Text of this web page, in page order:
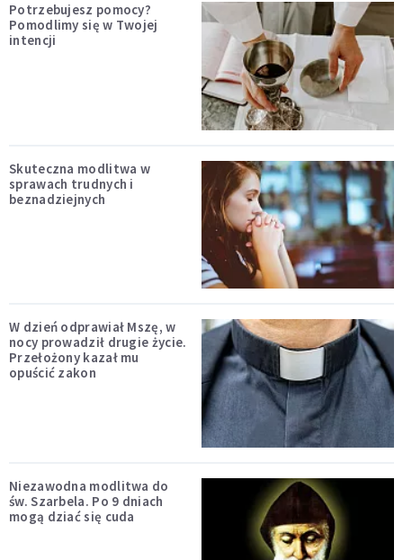
Potrzebujesz pomocy?
Pomodlimy się w Twojej
intencji
Skuteczna modlitwa w
sprawach trudnych i
beznadziejnych
W dzień odprawiał Mszę, w
nocy prowadził drugie życie.
Przełożony kazał mu
opuścić zakon
Niezawodna modlitwa do
św. Szarbela. Po 9 dniach
mogą dziać się cuda